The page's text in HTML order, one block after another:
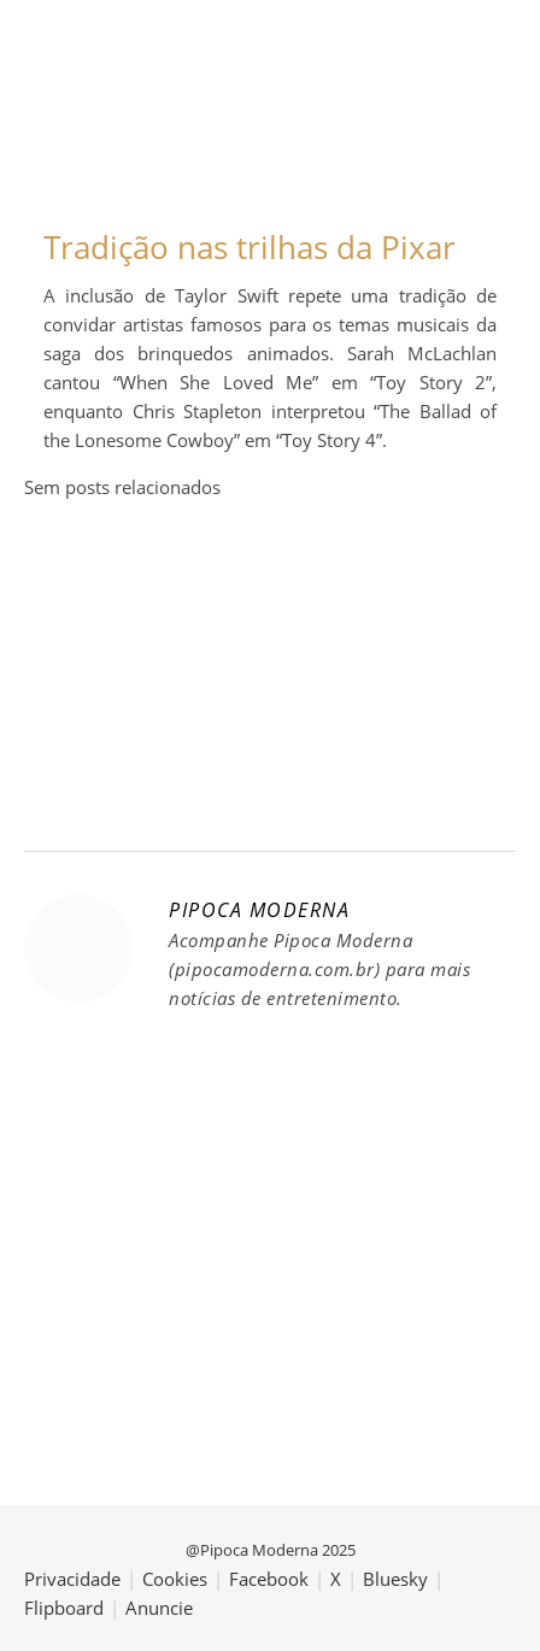
Tradição nas trilhas da Pixar
A inclusão de Taylor Swift repete uma tradição de
convidar artistas famosos para os temas musicais da
saga dos brinquedos animados. Sarah McLachlan
cantou “When She Loved Me” em “Toy Story 2”,
enquanto Chris Stapleton interpretou “The Ballad of
the Lonesome Cowboy” em “Toy Story 4”.
Sem posts relacionados
PIPOCA MODERNA
Acompanhe Pipoca Moderna
(pipocamoderna.com.br) para mais
notícias de entretenimento.
@Pipoca Moderna 2025
Privacidade | Cookies | Facebook | X | Bluesky |
Flipboard | Anuncie